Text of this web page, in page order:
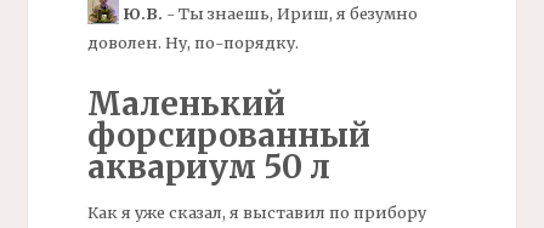
Ю.В. - Ты знаешь, Ириш, я безумно
доволен. Ну, по-порядку.
Маленький
форсированный
аквариум 50 л
Как я уже сказал, я выставил по прибору